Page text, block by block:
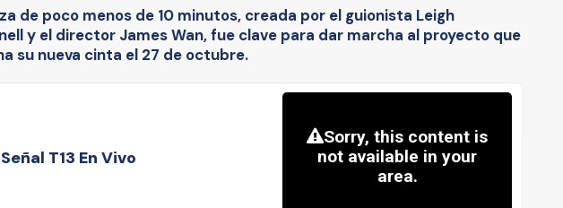
de poco menos de 10 minutos, creada por el guionista Leigh
y el director James Wan, fue clave para dar marcha al proyecto que
su nueva cinta el 27 de octubre.
Señal T13 En Vivo